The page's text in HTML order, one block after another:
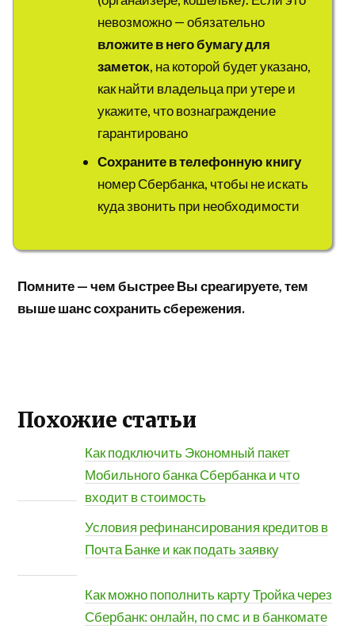
невозможно — обязательно
вложите в него бумагу для
заметок, на которой будет указано,
как найти владельца при утере и
укажите, что вознаграждение
гарантировано
Сохраните в телефонную книгу
номер Сбербанка, чтобы не искать
куда звонить при необходимости
Помните — чем быстрее Вы среагируете, тем
выше шанс сохранить сбережения.
Похожие статьи
Как подключить Экономный пакет
Мобильного банка Сбербанка и что
входит в стоимость
Условия рефинансирования кредитов в
Почта Банке и как подать заявку
Как можно пополнить карту Тройка через
Сбербанк: онлайн, по смс и в банкомате